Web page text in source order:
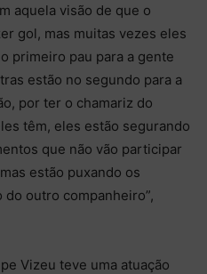
aquela visão de que o
gol, mas muitas vezes eles
primeiro pau para a gente
estão no segundo para a
por ter o chamariz do
têm, eles estão segurando
que não vão participar
estão puxando os
outro companheiro”,
Vizeu teve uma atuação